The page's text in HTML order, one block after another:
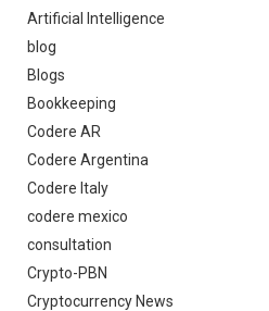
Artificial Intelligence
blog
Blogs
Bookkeeping
Codere AR
Codere Argentina
Codere Italy
codere mexico
consultation
Crypto-PBN
Cryptocurrency News